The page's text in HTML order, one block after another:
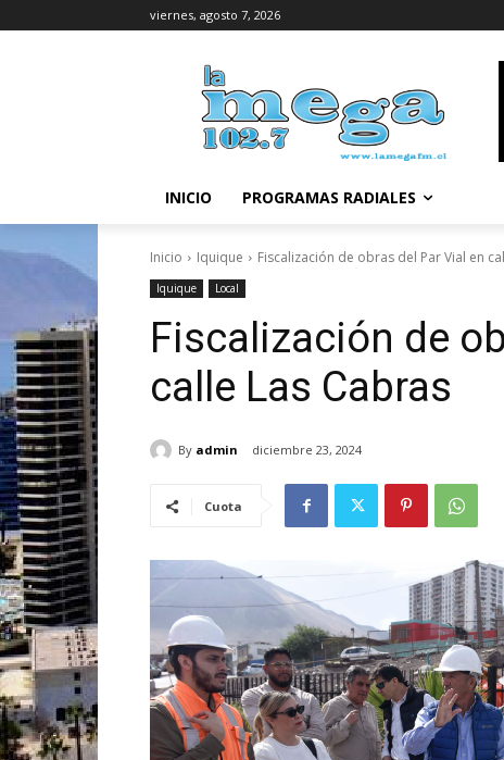
viernes, agosto 7, 2026
INICIO PROGRAMAS RADIALES
Inicio Iquique Fiscalización de obras del Par Vial en
Iquique Local
Fiscalización de
calle Las Cabras
By admin diciembre 23, 2024
Cuota